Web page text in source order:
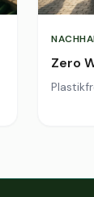
Zero